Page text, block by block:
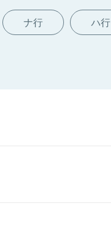
ナ行 ハ行